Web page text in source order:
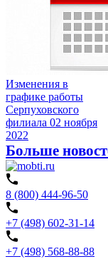
Изменения в
графике работы
Серпуховского
филиала 02 ноября
2022
Больше
8 (800) 444-96-50
+7 (498) 602-31-14
+7 (498) 568-88-88